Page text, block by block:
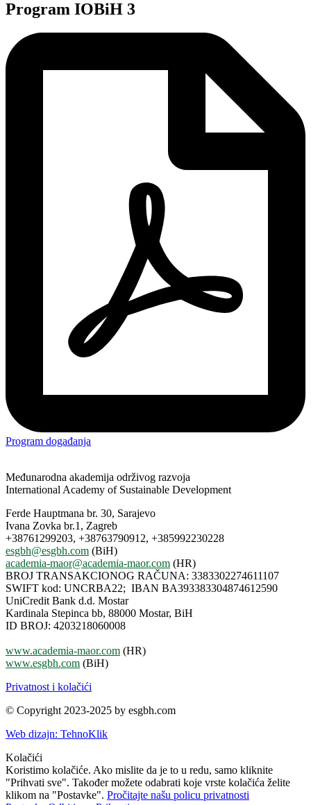
Program IOBiH 3
Program događanja
Međunarodna akademija održivog razvoja
International Academy of Sustainable Development
Ferde Hauptmana br. 30, Sarajevo
Ivana Zovka br.1, Zagreb
+38761299203, +38763790912, +385992230228
esgbh@esgbh.com (BiH)
academia-maor@academia-maor.com (HR)
BROJ TRANSAKCIONOG RAČUNA: 3383302274611107
SWIFT kod: UNCRBA22; IBAN BA393383304874612590
UniCredit Bank d.d. Mostar
Kardinala Stepinca bb, 88000 Mostar, BiH
ID BROJ: 4203218060008
www.academia-maor.com (HR)
www.esgbh.com (BiH)
Privatnost i kolačići
© Copyright 2023-2025 by esgbh.com
Web dizajn: TehnoKlik
Kolačići
Koristimo kolačiće. Ako mislite da je to u redu, samo kliknite
"Prihvati sve". Također možete odabrati koje vrste kolačića želite
klikom na "Postavke". Pročitajte našu policu privatnosti